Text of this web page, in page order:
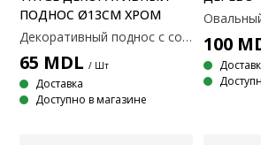
ПОДНОС Ø13СМ ХРОМ
Декоративный поднос с современным хромированным покрытием, отражающим свет. Его простая круглая форма идеально подходит для размещения свечей или украшений. Также его можно использовать как стильное место для хранения мелких предметов, таких как ключи и ювелирные изделия. Ø13 x H2 см
65 MDL / Шт
Доставка
Доступно в магазине
100